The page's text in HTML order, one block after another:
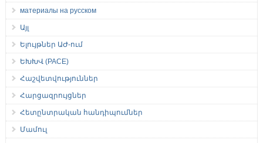
материалы на русском
Այլ
Ելույթներ ԱԺ-ում
ԵԽԽՎ (PACE)
Հաշվետվություններ
Հարցազրույցներ
Հետընտրական հանդիպումներ
Մամուլ